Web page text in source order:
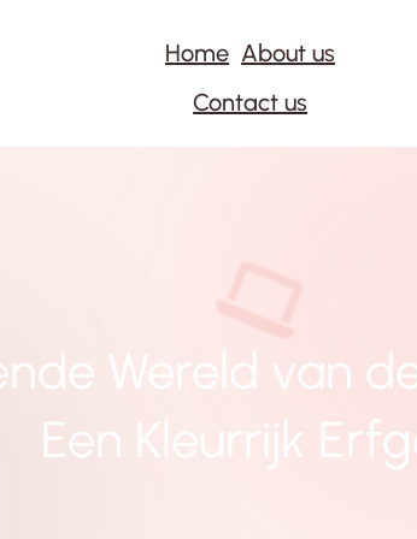
Home About us
Contact us
Wereld van
Een Kleurrijk